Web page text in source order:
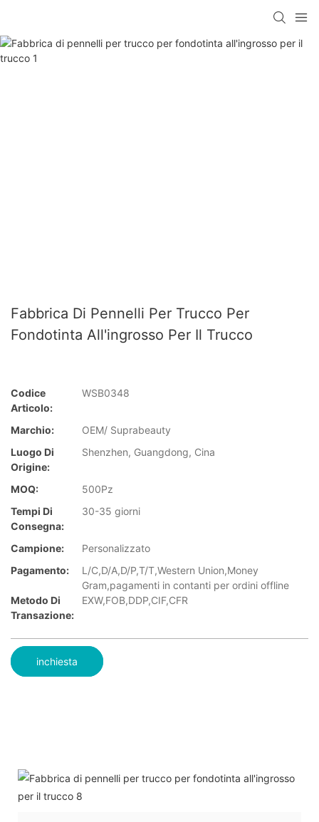
Fabbrica Di Pennelli Per Trucco Per
Fondotinta All'ingrosso Per Il Trucco
Codice
Articolo:
WSB0348
Marchio:
OEM/ Suprabeauty
Luogo Di
Origine:
Shenzhen, Guangdong, Cina
MOQ:
500Pz
Tempi Di
Consegna:
30-35 giorni
Campione:
Personalizzato
Pagamento:
L/C,D/A,D/P,T/T,Western Union,Money
Gram,pagamenti in contanti per ordini offline
Metodo Di
Transazione:
EXW,FOB,DDP,CIF,CFR
inchiesta